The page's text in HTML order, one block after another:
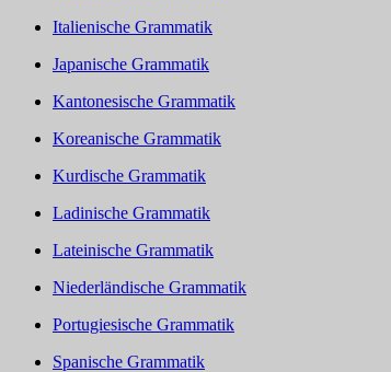
Italienische Grammatik
Japanische Grammatik
Kantonesische Grammatik
Koreanische Grammatik
Kurdische Grammatik
Ladinische Grammatik
Lateinische Grammatik
Niederländische Grammatik
Portugiesische Grammatik
Spanische Grammatik